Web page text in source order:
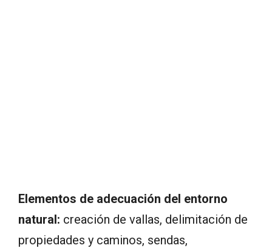
Elementos de adecuación del entorno
natural: creación de vallas, delimitación de
propiedades y caminos, sendas,